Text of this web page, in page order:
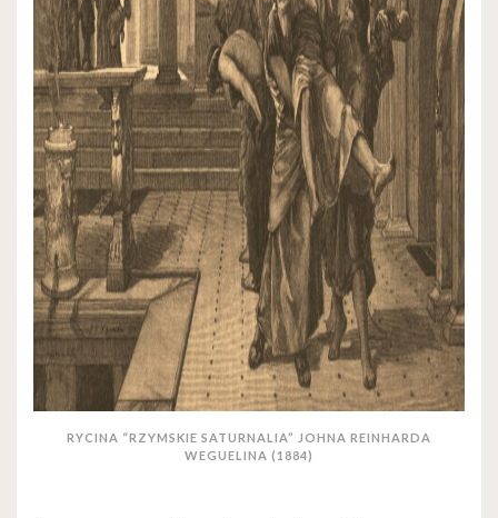
RYCINA “RZYMSKIE SATURNALIA” JOHNA REINHARDA
WEGUELINA (1884)